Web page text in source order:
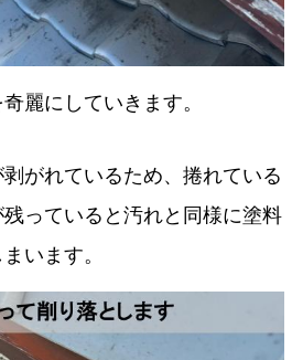
麗にしていきます。
がれているため、捲れている
っていると汚れと同様に塗料
います。